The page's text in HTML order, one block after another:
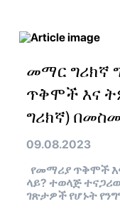
መማር ግሪክኛ
ጥቅሞች እና
ግሪክኛ)
09.08.2023
የመማሪያ ጥቅሞች
ላይ? ተወላጅ
ገጽታዎች የሆኑት